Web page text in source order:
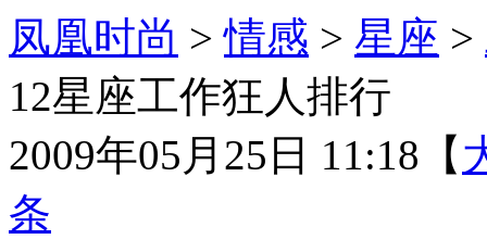
凤凰时尚 >情感 > 星座 >
12星座工作狂人排行
2009年05月25日 11:18 【
条